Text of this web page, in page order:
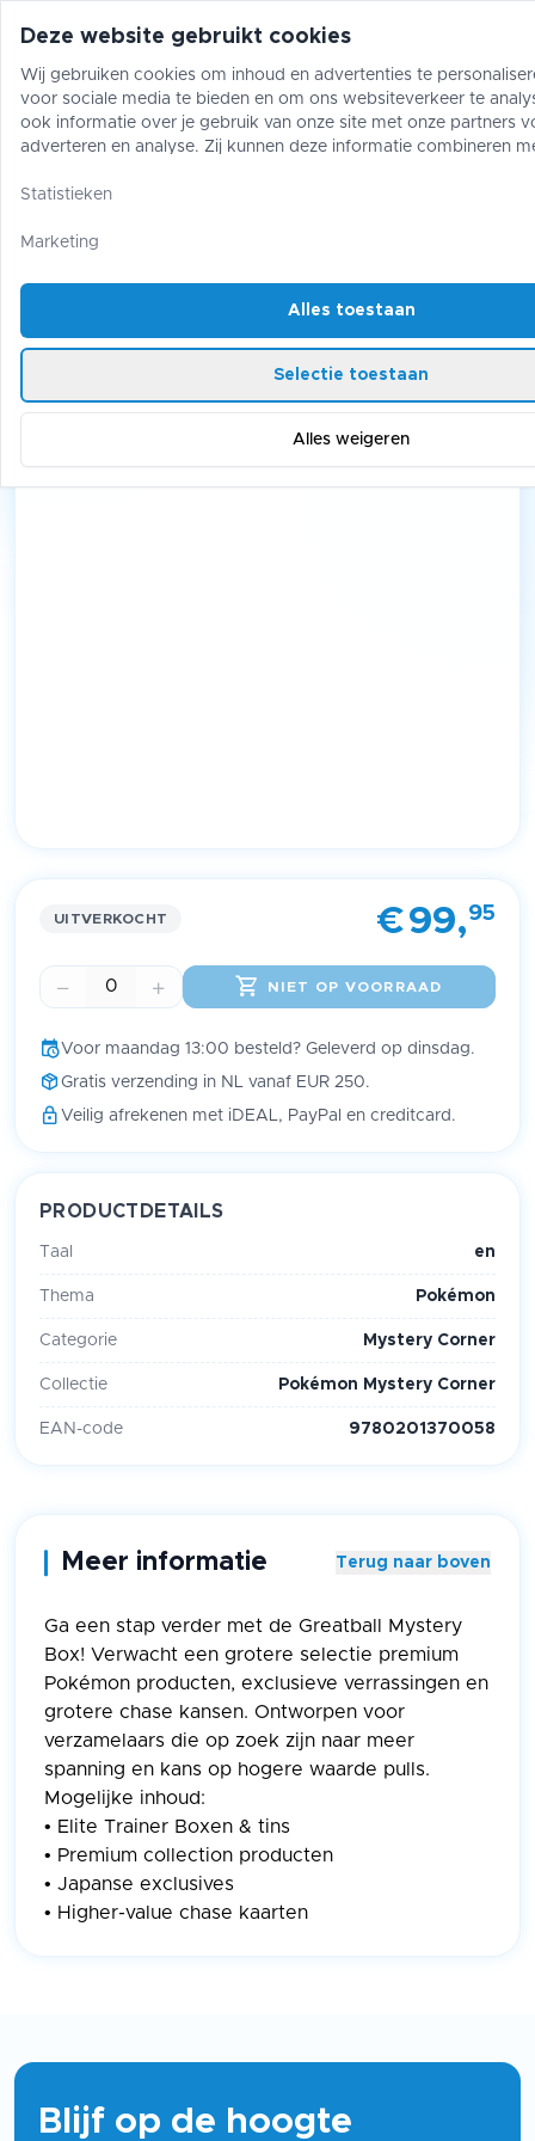
Pokémon One Piece Magic The
Pokémon
Pokémon Mystery Box -
UITVERKOCHT €99,95
NIET OP VOORRAAD
Voor maandag 13:00 besteld? Geleverd op dinsdag.
Gratis verzending in NL vanaf EUR 250.
Veilig afrekenen met iDEAL, PayPal en creditcard.
PRODUCTDETAILS
Taal en
Thema Pokémon
Categorie Mystery Corner
Collectie Pokémon Mystery Corner
EAN-code 9780201370058
Meer informatie Terug naar boven
Ga een stap verder met de Greatball Mystery
Box! Verwacht een grotere selectie premium
Pokémon producten, exclusieve verrassingen en
grotere chase kansen. Ontworpen voor
verzamelaars die op zoek zijn naar meer
spanning en kans op hogere waarde pulls.
Mogelijke inhoud:
• Elite Trainer Boxen & tins
• Premium collection producten
• Japanse exclusives
• Higher-value chase kaarten
Blijf op de hoogte
Deze website gebruikt cookies
Wij gebruiken cookies om inhoud en advertenties te
voor sociale media te bieden en om ons websiteverkeer te
ook informatie over je gebruik van onze site met onze partners
adverteren en analyse. Zij kunnen deze informatie combineren
gebruik van hun diensten.
Statistieken
Marketing
Alles toestaan
Selectie toestaan
Alles weigeren